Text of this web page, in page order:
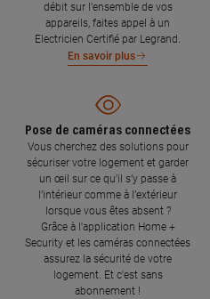
débit sur l’ensemble de vos
appareils, faites appel à un
Electricien Certifié par Legrand.
En savoir plus
Pose de caméras connectées
Vous cherchez des solutions pour
sécuriser votre logement et garder
un œil sur ce qu’il s’y passe à
l’intérieur comme à l’extérieur
lorsque vous êtes absent ?
Grâce à l'application Home +
Security et les caméras connectées
assurez la sécurité de votre
logement. Et c'est sans
abonnement !